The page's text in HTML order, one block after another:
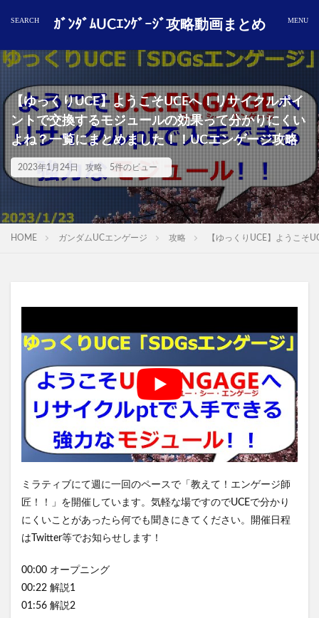
ｶﾞﾝﾀﾞﾑUCｴﾝｹﾞｰｼﾞ攻略動画まとめ
【ゆっくりUCE】ようこそUCEへ！リサイクルポイ
ントで交換するモジュールの効果って分かりにくい
よね？一覧にまとめました！！UCエンゲージ攻略
2023年1月24日 攻略 5件のビュー
HOME ガンダムUCエンゲージ 攻略 【ゆっくりUCE】ようこそ
ミラティブにて週に一回のペースで「教えて！エンゲージ師
匠！！」を開催しています。気軽な場ですのでUCEで分かり
にくいことがあったら何でも聞きにきてください。開催日程
はTwitter等でお知らせします！
00:00 オープニング
00:22 解説1
01:56 解説2